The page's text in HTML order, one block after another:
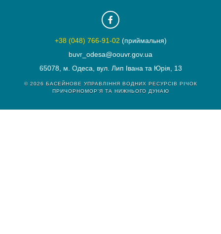
+38 (048) 766-91-02 (приймальня)
buvr_odesa@oouvr.gov.ua
65078, м. Одеса, вул. Лип Івана та Юрія, 13
© 2026 БАСЕЙНОВЕ УПРАВЛІННЯ ВОДНИХ РЕСУРСІВ РІЧОК
ПРИЧОРНОМОР'Я ТА НИЖНЬОГО ДУНАЮ